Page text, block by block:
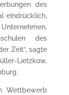
des
eindrücklich,
des
Zeit“, sagte
Lietzkow,
Wettbewerb